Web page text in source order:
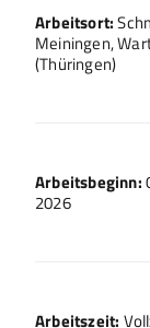
Arbeitsort:
Meiningen,
(Thüringen)
Arbeitsbeginn:
2026
Arbeitszeit: